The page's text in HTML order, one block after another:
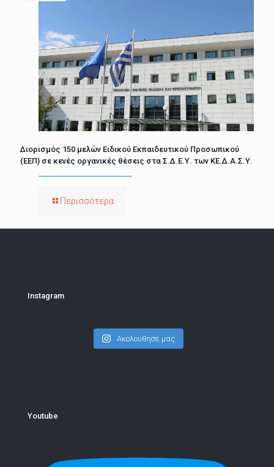
Διορισμός 150 μελών Ειδικού Εκπαιδευτικού Προσωπικού
(ΕΕΠ) σε κενές οργανικές θέσεις στα Σ.Δ.Ε.Υ. των ΚΕ.Δ.Α.Σ.Υ.
Περισσότερα
Instagram
Ακολούθησε μας
Youtube